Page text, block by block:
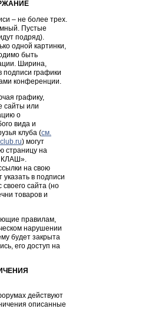
– не более трех.
Пустые
подряд).
одной картинки,
быть
Ширина,
графики
конференции.
графику,
сайты или
о
вида и
клуба (см.
) могут
страницу на
КЛАШ».
на свою
указать в подписи
сайта (но
товаров и
правилам,
нарушении
будет закрыта
его доступ на
действуют
описанные